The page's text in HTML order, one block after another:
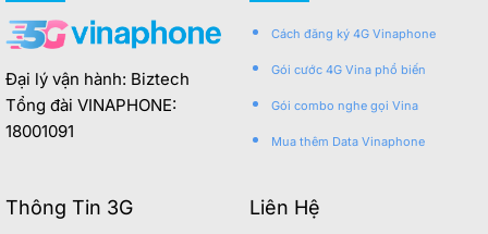
Đại lý vận hành: Biztech
Tổng đài VINAPHONE:
18001091
Cách đăng ký 4G Vinaphone
Gói cước 4G Vina phổ biến
Gói combo nghe gọi Vina
Mua thêm Data Vinaphone
Thông Tin 3G Liên Hệ